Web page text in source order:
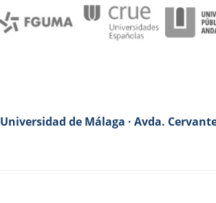
Universidad de Málaga · Avda.